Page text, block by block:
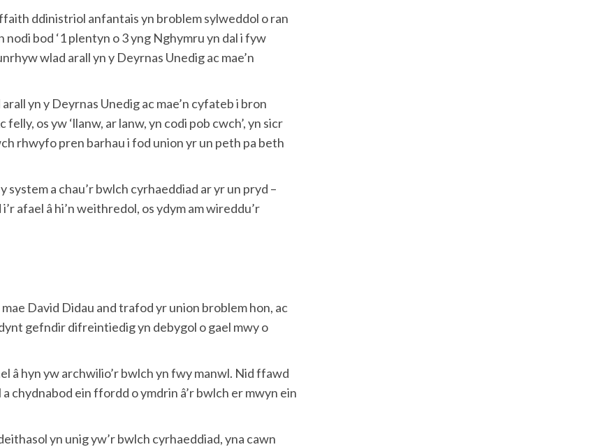
ddinistriol anfantais yn broblem sylweddol o ran
bod ‘1 plentyn o 3 yng Nghymru yn dal i fyw
wlad arall yn y Deyrnas Unedig ac mae’n
yn y Deyrnas Unedig ac mae’n cyfateb i bron
os yw ‘llanw, ar lanw, yn codi pob cwch’, yn sicr
rhwyfo pren barhau i fod union yr un peth pa beth
a chau’r bwlch cyrhaeddiad ar yr un pryd –
afael â hi’n weithredol, os ydym am wireddu’r
David Didau and trafod yr union broblem hon, ac
gefndir difreintiedig yn debygol o gael mwy o
â hyn yw archwilio’r bwlch yn fwy manwl. Nid ffawd
chydnabod ein ffordd o ymdrin â’r bwlch er mwyn ein
yn unig yw’r bwlch cyrhaeddiad, yna cawn